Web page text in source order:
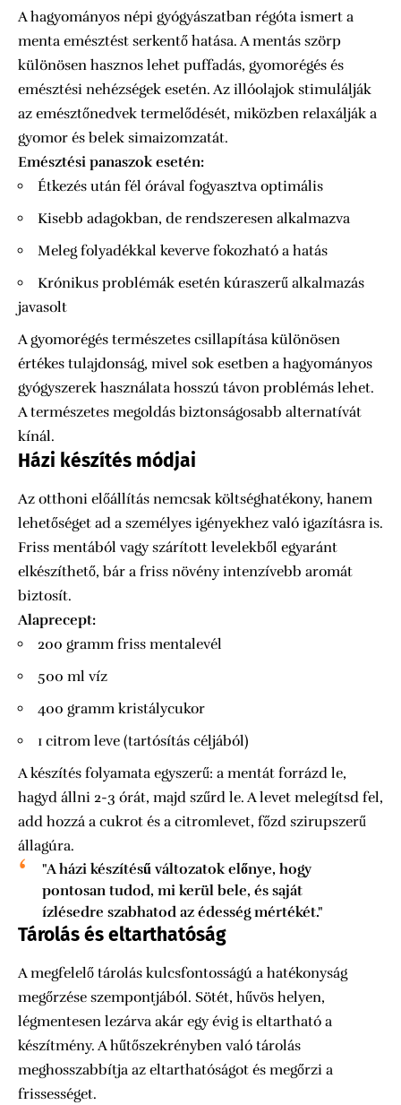
A hagyományos népi gyógyászatban régóta ismert a
menta emésztést serkentő hatása. A mentás szörp
különösen hasznos lehet puffadás, gyomorégés és
emésztési nehézségek esetén. Az illóolajok stimulálják
az emésztőnedvek termelődését, miközben relaxálják a
gyomor és belek simaizomzatát.
Emésztési panaszok esetén:
Étkezés után fél órával fogyasztva optimális
Kisebb adagokban, de rendszeresen alkalmazva
Meleg folyadékkal keverve fokozható a hatás
Krónikus problémák esetén kúraszerű alkalmazás
javasolt
A gyomorégés természetes csillapítása különösen
értékes tulajdonság, mivel sok esetben a hagyományos
gyógyszerek használata hosszú távon problémás lehet.
A természetes megoldás biztonságosabb alternatívát
kínál.
Házi készítés módjai
Az otthoni előállítás nemcsak költséghatékony, hanem
lehetőséget ad a személyes igényekhez való igazításra is.
Friss mentából vagy szárított levelekből egyaránt
elkészíthető, bár a friss növény intenzívebb aromát
biztosít.
Alaprecept:
200 gramm friss mentalevél
500 ml víz
400 gramm kristálycukor
1 citrom leve (tartósítás céljából)
A készítés folyamata egyszerű: a mentát forrázd le,
hagyd állni 2-3 órát, majd szűrd le. A levet melegítsd fel,
add hozzá a cukrot és a citromlevet, főzd szirupszerű
állagúra.
"A házi készítésű változatok előnye, hogy
pontosan tudod, mi kerül bele, és saját
ízlésedre szabhatod az édesség mértékét."
Tárolás és eltarthatóság
A megfelelő tárolás kulcsfontosságú a hatékonyság
megőrzése szempontjából. Sötét, hűvös helyen,
légmentesen lezárva akár egy évig is eltartható a
készítmény. A hűtőszekrényben való tárolás
meghosszabbítja az eltarthatóságot és megőrzi a
frissességet.